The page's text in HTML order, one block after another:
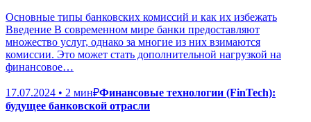
Основные типы банковских комиссий и как их избежать
Введение В современном мире банки предоставляют
множество услуг, однако за многие из них взимаются
комиссии. Это может стать дополнительной нагрузкой на
финансовое…
17.07.2024 • 2 мин₽Финансовые технологии (FinTech):
будущее банковской отрасли